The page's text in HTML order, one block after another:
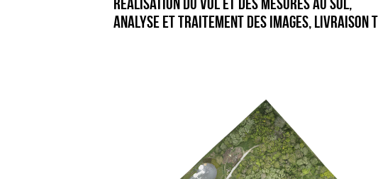
ANALYSE ET TRAITEMENT DES IMAGES, LIVRAISON